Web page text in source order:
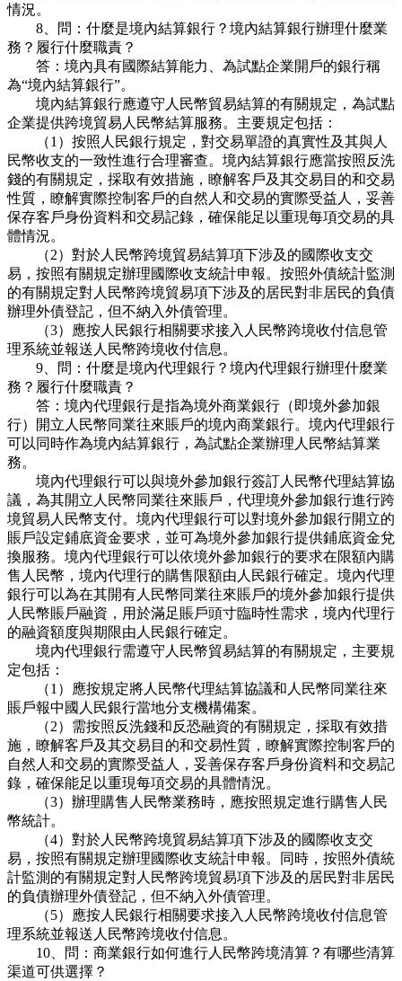
情況。
8、問：什麼是境內結算銀行？境內結算銀行辦理什麼業
務？履行什麼職責？
答：境內具有國際結算能力、為試點企業開戶的銀行稱
為“境內結算銀行”。
境內結算銀行應遵守人民幣貿易結算的有關規定，為試點
企業提供跨境貿易人民幣結算服務。主要規定包括：
（1）按照人民銀行規定，對交易單證的真實性及其與人
民幣收支的一致性進行合理審查。境內結算銀行應當按照反洗
錢的有關規定，採取有效措施，瞭解客戶及其交易目的和交易
性質，瞭解實際控制客戶的自然人和交易的實際受益人，妥善
保存客戶身份資料和交易記錄，確保能足以重現每項交易的具
體情況。
（2）對於人民幣跨境貿易結算項下涉及的國際收支交
易，按照有關規定辦理國際收支統計申報。按照外債統計監測
的有關規定對人民幣跨境貿易項下涉及的居民對非居民的負債
辦理外債登記，但不納入外債管理。
（3）應按人民銀行相關要求接入人民幣跨境收付信息管
理系統並報送人民幣跨境收付信息。
9、問：什麼是境內代理銀行？境內代理銀行辦理什麼業
務？履行什麼職責？
答：境內代理銀行是指為境外商業銀行（即境外參加銀
行）開立人民幣同業往來賬戶的境內商業銀行。境內代理銀行
可以同時作為境內結算銀行，為試點企業辦理人民幣結算業
務。
境內代理銀行可以與境外參加銀行簽訂人民幣代理結算協
議，為其開立人民幣同業往來賬戶，代理境外參加銀行進行跨
境貿易人民幣支付。境內代理銀行可以對境外參加銀行開立的
賬戶設定鋪底資金要求，並可為境外參加銀行提供鋪底資金兌
換服務。境內代理銀行可以依境外參加銀行的要求在限額內購
售人民幣，境內代理行的購售限額由人民銀行確定。境內代理
銀行可以為在其開有人民幣同業往來賬戶的境外參加銀行提供
人民幣賬戶融資，用於滿足賬戶頭寸臨時性需求，境內代理行
的融資額度與期限由人民銀行確定。
境內代理銀行需遵守人民幣貿易結算的有關規定，主要規
定包括：
（1）應按規定將人民幣代理結算協議和人民幣同業往來
賬戶報中國人民銀行當地分支機構備案。
（2）需按照反洗錢和反恐融資的有關規定，採取有效措
施，瞭解客戶及其交易目的和交易性質，瞭解實際控制客戶的
自然人和交易的實際受益人，妥善保存客戶身份資料和交易記
錄，確保能足以重現每項交易的具體情況。
（3）辦理購售人民幣業務時，應按照規定進行購售人民
幣統計。
（4）對於人民幣跨境貿易結算項下涉及的國際收支交
易，按照有關規定辦理國際收支統計申報。同時，按照外債統
計監測的有關規定對人民幣跨境貿易項下涉及的居民對非居民
的負債辦理外債登記，但不納入外債管理。
（5）應按人民銀行相關要求接入人民幣跨境收付信息管
理系統並報送人民幣跨境收付信息。
10、問：商業銀行如何進行人民幣跨境清算？有哪些清算
渠道可供選擇？